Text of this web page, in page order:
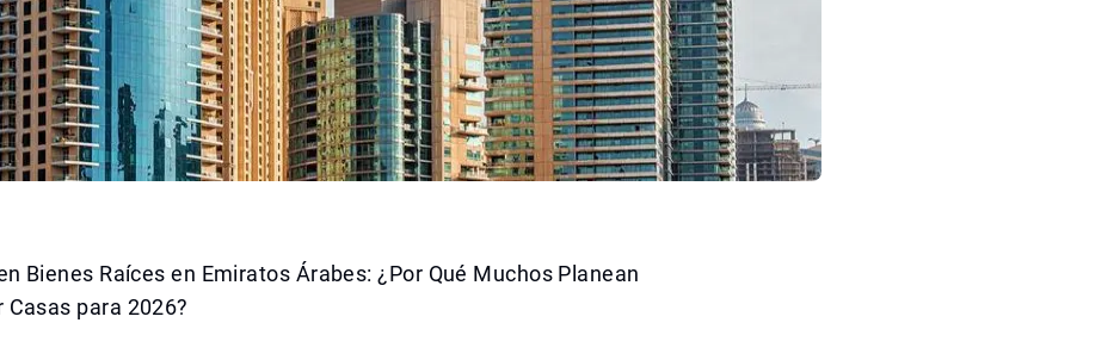
Bienes Raíces en Emiratos Árabes: ¿Por Qué Muchos Planean
Casas para 2026?